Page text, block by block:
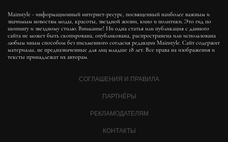
Mainstyle - информационный интернет-ресурс, посвященный наиболее важным и
значимым новостям моды, красоты, звездной жизни, кино и политики. Это гид по
шопингу и звездному стилю. Внимание! Ни одна статья или публикация с данного
сайта не может быть скопирована, опубликована, распространена или использована
любым иным способом без письменного согласия редакции Mainstyle. Сайт содержит
материалы, не предназначенные для лиц младше 18 лет. Все права на изображения и
тексты принадлежат их авторам.
СОГЛАШЕНИЯ И ПРАВИЛА
ПАРТНЁРЫ
РЕКЛАМОДАТЕЛЯМ
КОНТАКТЫ